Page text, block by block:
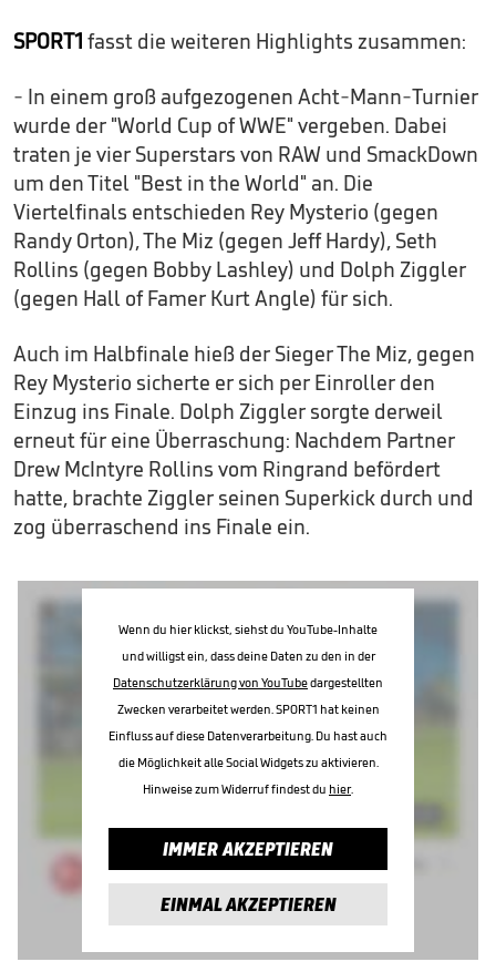
SPORT1 fasst die weiteren Highlights zusammen:
- In einem groß aufgezogenen Acht-Mann-Turnier
wurde der "World Cup of WWE" vergeben. Dabei
traten je vier Superstars von RAW und SmackDown
um den Titel "Best in the World" an. Die
Viertelfinals entschieden Rey Mysterio (gegen
Randy Orton), The Miz (gegen Jeff Hardy), Seth
Rollins (gegen Bobby Lashley) und Dolph Ziggler
(gegen Hall of Famer Kurt Angle) für sich.
Auch im Halbfinale hieß der Sieger The Miz, gegen
Rey Mysterio sicherte er sich per Einroller den
Einzug ins Finale. Dolph Ziggler sorgte derweil
erneut für eine Überraschung: Nachdem Partner
Drew McIntyre Rollins vom Ringrand befördert
hatte, brachte Ziggler seinen Superkick durch und
zog überraschend ins Finale ein.
Wenn du hier klickst, siehst du YouTube-Inhalte
und willigst ein, dass deine Daten zu den in der
Datenschutzerklärung von YouTubedargestellten
Zwecken verarbeitet werden. SPORT1 hat keinen
Einfluss auf diese Datenverarbeitung. Du hast auch
die Möglichkeit alle Social Widgets zu aktivieren.
Hinweise zum Widerruf findest du hier.
IMMER AKZEPTIEREN
EINMAL AKZEPTIEREN